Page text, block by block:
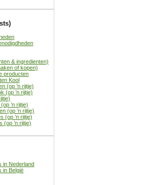
& ingredienten)
of kopen)
producten
Kool
(op ’n rijtje)
(op ’n rijtje)
’n rijtje)
(op ’n rijtje)
(op ’n rijtje)
(op ’n rijtje)
in Nederland
in België